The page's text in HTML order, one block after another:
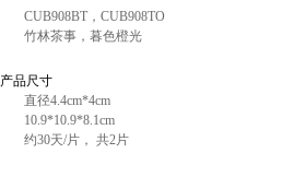
CUB908BT，CUB908TO
竹林茶事，暮色橙光
产品尺寸
直径4.4cm*4cm
10.9*10.9*8.1cm
约30天/片， 共2片